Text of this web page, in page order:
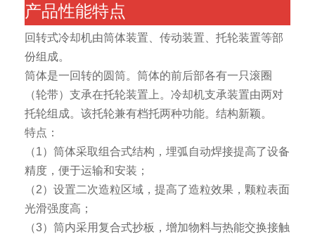
产品性能特点
回转式冷却机由筒体装置、传动装置、托轮装置等部
份组成。
筒体是一回转的圆筒。筒体的前后部各有一只滚圈
（轮带）支承在托轮装置上。冷却机支承装置由两对
托轮组成。该托轮兼有档托两种功能。结构新颖。
特点：
（1）筒体采取组合式结构，埋弧自动焊接提高了设备
精度，便于运输和安装；
（2）设置二次造粒区域，提高了造粒效果，颗粒表面
光滑强度高；
（3）筒内采用复合式抄板，增加物料与热能交换接触